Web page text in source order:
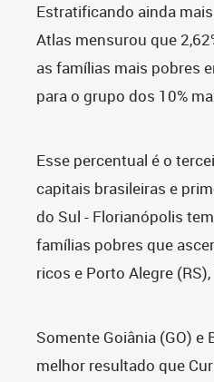
Estratificando ainda
Atlas mensurou que
as famílias mais pobres
para o grupo dos 10%
Esse percentual é o
capitais brasileiras e
do Sul - Florianópolis
famílias pobres que
ricos e Porto Alegre (RS),
Somente Goiânia (GO) e
melhor resultado que